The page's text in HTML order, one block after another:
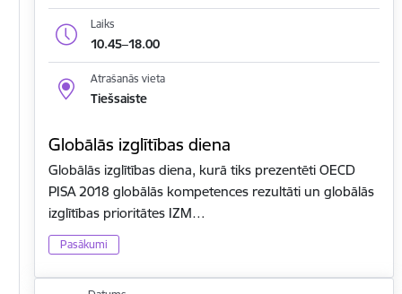
Laiks
10.45–18.00
Atrašanās vieta
Tiešsaiste
Globālās izglītības diena
Globālās izglītības diena, kurā tiks prezentēti OECD
PISA 2018 globālās kompetences rezultāti un globālās
izglītības prioritātes IZM…
Pasākumi